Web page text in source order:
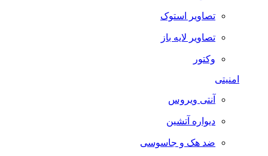
تصاویر استوک
تصاویر لایه باز
وکتور
امنیتی
آنتی ویروس
دیواره آتشین
ضد هک و جاسوسی